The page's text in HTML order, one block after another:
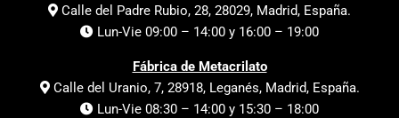
Calle del Padre Rubio, 28, 28029, Madrid, España.
Lun-Vie 09:00 – 14:00 y 16:00 – 19:00
Fábrica de Metacrilato
Calle del Uranio, 7, 28918, Leganés, Madrid, España.
Lun-Vie 08:30 – 14:00 y 15:30 – 18:00